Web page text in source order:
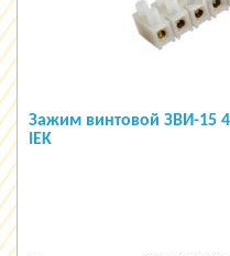
Зажим винтовой ЗВИ-15
IEK